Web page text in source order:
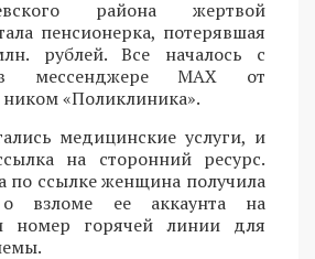
района жертвой
пенсионерка, потерявшая
рублей. Все началось с
мессенджере MAX от
ником «Поликлиника».
медицинские услуги, и
на сторонний ресурс.
по ссылке женщина получила
о взломе ее аккаунта на
и номер горячей линии для